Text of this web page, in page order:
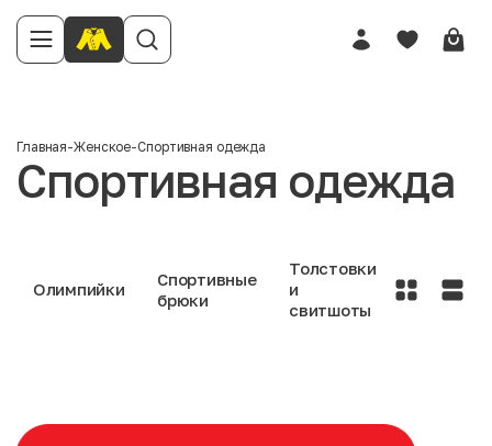
Главная-Женское-Спортивная одежда
Спортивная одежда
Олимпийки
Спортивные
брюки
Толстовки
и
свитшоты